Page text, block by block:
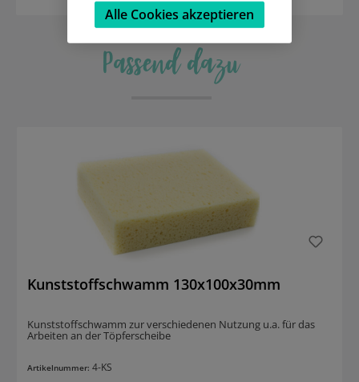
Passend dazu
Kunststoffschwamm 130x100x30mm
Kunststoffschwamm zur verschiedenen Nutzung u.a. für das
Arbeiten an der Töpferscheibe
Artikelnummer: 4-KS
Alle Cookies akzeptieren